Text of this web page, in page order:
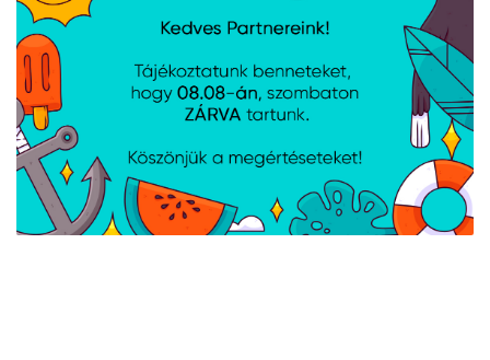
LC Power LC-DOCK-U3-
VI HDD dokkoló
állomás
LC Power LC-DOCK-C-
V2 dokkoló állomás